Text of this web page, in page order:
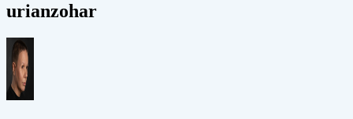
urianzohar